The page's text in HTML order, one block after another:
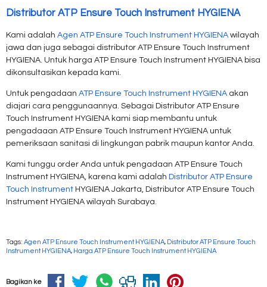
Distributor ATP Ensure Touch Instrument HYGIENA
Kami adalah Agen ATP Ensure Touch Instrument HYGIENA wilayah
jawa dan juga sebagai distributor ATP Ensure Touch Instrument
HYGIENA. Untuk harga ATP Ensure Touch Instrument HYGIENA bisa
dikonsultasikan kepada kami.
Untuk pengadaan ATP Ensure Touch Instrument HYGIENA akan
diajari cara penggunaannya. Sebagai Distributor ATP Ensure
Touch Instrument HYGIENA kami siap membantu untuk
pengadaaan ATP Ensure Touch Instrument HYGIENA untuk
pemeriksaan sanitasi di lingkungan pabrik maupun kantor Anda.
Kami tunggu order Anda untuk pengadaan ATP Ensure Touch
Instrument HYGIENA, karena kami adalah Distributor ATP Ensure
Touch Instrument HYGIENA Jakarta, Distributor ATP Ensure Touch
Instrument HYGIENA wilayah Surabaya.
Tags: Agen ATP Ensure Touch Instrument HYGIENA, Distributor ATP Ensure Touch
Instrument HYGIENA, Harga ATP Ensure Touch Instrument HYGIENA
Bagikan ke